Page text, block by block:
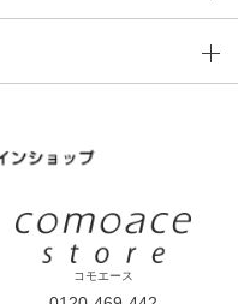
コモエース